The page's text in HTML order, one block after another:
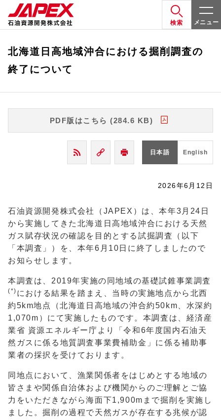
検索 メニュー
北海道日高地域沖合における掘削調査の
終了について
PDF版はこちら (284.6 KB)
日本語 English
2026年6月12日
石油資源開発株式会社（ JAPEX ）は、本年3 月 24 日
から実施してきた北海道日高地域沖合における天然
ガス賦存状況の確認を目的とする試掘調査（以下
「本調査」）を、本年6 月 10 日に終了しましたので
お知らせします。
本調査は、 2019年実施の同地域の基礎試錐事業調査
(*) における結果を踏まえ、当時の実施地点から北西
約5km地点（北海道日高地域の沖合約50km 、水深約
1,070m ）にて実施したものです。本調査は、経済産
業省 資源エネルギー庁より「令和6年度国内石油天
然ガスに係る地質調査事業費補助金」に係る補助事
業者の採択を受けております。
同地点において、漁業関係者をはじめとする地域の
皆さまや関係自治体および機関からのご理解とご協
力をいただきながら海面下1,900m まで掘削を実施し
ました。掘削の過程で天然ガスが存在する兆候が認